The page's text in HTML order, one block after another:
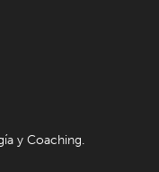
y Coaching.